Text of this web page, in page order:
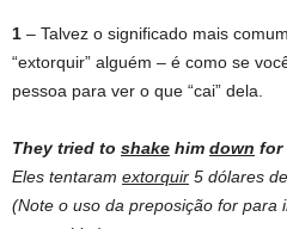
1 – Talvez o significado mais
“extorquir” alguém – é como se
pessoa para ver o que “cai” dela.
They tried to shake him down for
Eles tentaram extorquir 5 dólares
(Note o uso da preposição for para